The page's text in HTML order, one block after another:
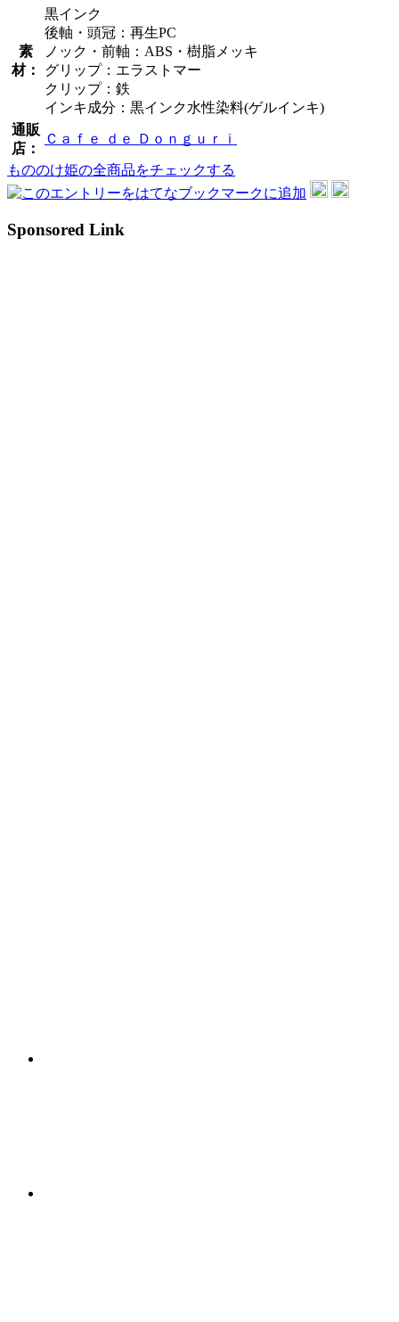
素
材：
黒インク
後軸・頭冠：再生PC
ノック・前軸：ABS・樹脂メッキ
グリップ：エラストマー
クリップ：鉄
インキ成分：黒インク水性染料(ゲルインキ)
通販
店：
Ｃａｆｅ ｄｅ Ｄｏｎｇｕｒｉ
もののけ姫の全商品をチェックする
Sponsored Link